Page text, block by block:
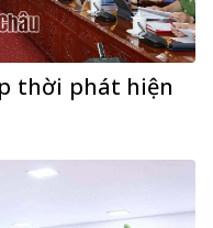
thời phát hiện